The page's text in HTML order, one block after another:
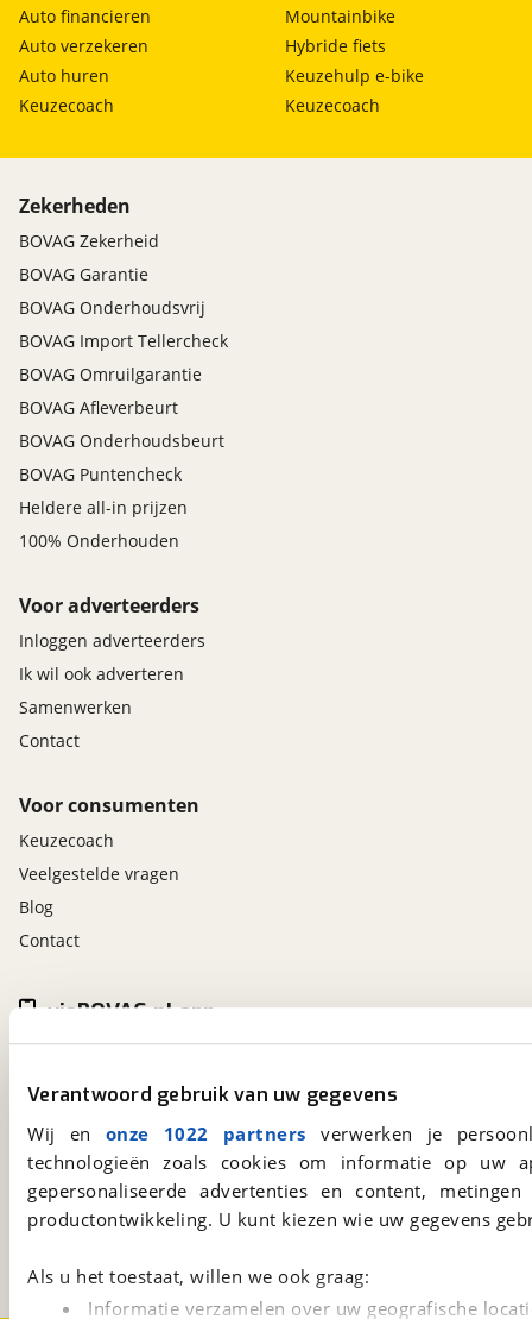
Verantwoord gebruik van uw gegevens
Wij en onze 1022 partners verwerken je
technologieën zoals cookies om informatie op
gepersonaliseerde advertenties en content,
productontwikkeling. U kunt kiezen wie uw gegevens
Als u het toestaat, willen we ook graag:
Informatie verzamelen over uw geografische
Auto financieren
Auto verzekeren
Auto huren
Keuzecoach
Mountainbike
Hybride fiets
Keuzehulp e-bike
Keuzecoach
Zekerheden
BOVAG Zekerheid
BOVAG Garantie
BOVAG Onderhoudsvrij
BOVAG Import Tellercheck
BOVAG Omruilgarantie
BOVAG Afleverbeurt
BOVAG Onderhoudsbeurt
BOVAG Puntencheck
Heldere all-in prijzen
100% Onderhouden
Voor adverteerders
Inloggen adverteerders
Ik wil ook adverteren
Samenwerken
Contact
Voor consumenten
Keuzecoach
Veelgestelde vragen
Blog
Contact
viaBOVAG.nl
Kosterijland
15
3981 AJBunnik
viaBOVAG.nl app
Altijd het meest recente aanbod bij de hand.